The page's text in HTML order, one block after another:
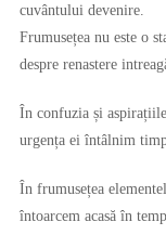
cuvântului devenire.
Frumusețea nu este o
despre renastere
În confuzia și
urgența ei întâlnim
În frumusețea
întoarcem acasă în